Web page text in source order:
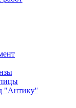
"Антику"